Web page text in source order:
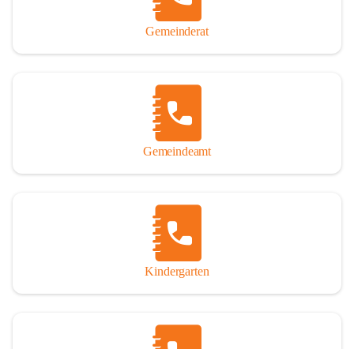
Gemeinderat
Gemeindeamt
Kindergarten